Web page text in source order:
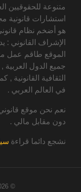
متنوعة للحقوقيين
استشارات قانونية
هو أضخم نظام
الإشراف القانوني :
الموقع طاقم عمل
جميع الدول العربية
الثقافية القانونية
في العالم العربي .
نعم نحن موقع
دون مقابل مالي .
نشجع دائما قراءة
© 2026